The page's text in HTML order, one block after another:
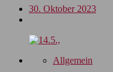
30. Oktober 2023
Allgemein